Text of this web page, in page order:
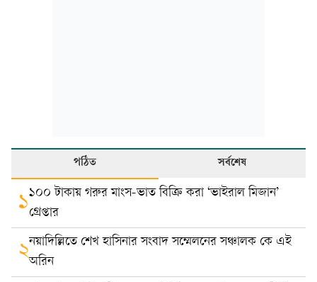
পঠিত সর্বশেষ
১১০০ টাকায় গরুর মাংস-ভাত বিক্রি করা ‘ভাইরাল মিজান’
গ্রেপ্তার
২নয়াদিল্লিতে শেখ হাসিনার সংবাদ সম্মেলনের সঞ্চালক কে এই
অরিন